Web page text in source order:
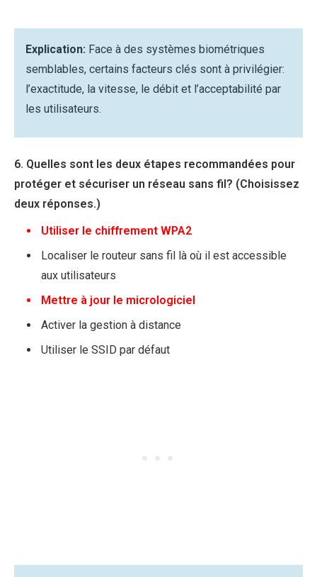
Explication: Face à des systèmes biométriques
semblables, certains facteurs clés sont à privilégier:
l’exactitude, la vitesse, le débit et l’acceptabilité par
les utilisateurs.
6. Quelles sont les deux étapes recommandées pour
protéger et sécuriser un réseau sans fil? (Choisissez
deux réponses.)
Utiliser le chiffrement WPA2
Localiser le routeur sans fil là où il est accessible
aux utilisateurs
Mettre à jour le micrologiciel
Activer la gestion à distance
Utiliser le SSID par défaut